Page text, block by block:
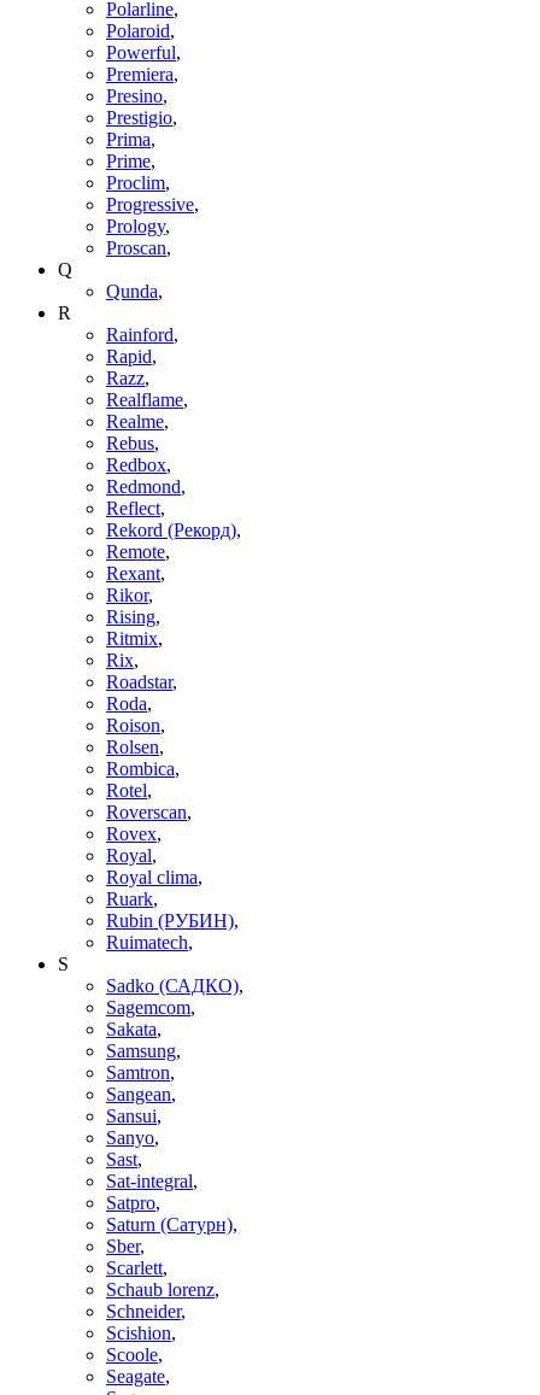
Polarline,
Polaroid,
Powerful,
Premiera,
Presino,
Prestigio,
Prima,
Prime,
Proclim,
Progressive,
Prology,
Proscan,
Q
Qunda,
R
Rainford,
Rapid,
Razz,
Realflame,
Realme,
Rebus,
Redbox,
Redmond,
Reflect,
Rekord (Рекорд),
Remote,
Rexant,
Rikor,
Rising,
Ritmix,
Rix,
Roadstar,
Roda,
Roison,
Rolsen,
Rombica,
Rotel,
Roverscan,
Rovex,
Royal,
Royal clima,
Ruark,
Rubin (РУБИН),
Ruimatech,
S
Sadko (САДКО),
Sagemcom,
Sakata,
Samsung,
Samtron,
Sangean,
Sansui,
Sanyo,
Sast,
Sat-integral,
Satpro,
Saturn (Сатурн),
Sber,
Scarlett,
Schaub lorenz,
Schneider,
Scishion,
Scoole,
Seagate,